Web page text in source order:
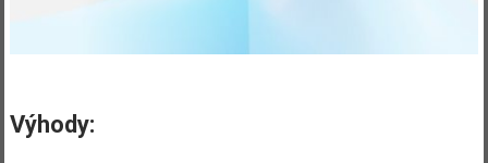
Výhody: